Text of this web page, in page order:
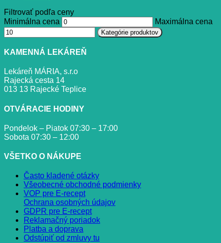
Filtrovať podľa ceny
Minimálna cena
Maximálna cena
Kategórie produktov
KAMENNÁ LEKÁREŇ
Lekáreň MÁRIA, s.r.o
Rajecká cesta 14
013 13 Rajecké Teplice
OTVÁRACIE HODINY
Pondelok – Piatok 07:30 – 17:00
Sobota 07:30 – 12:00
VŠETKO O NÁKUPE
Často kladené otázky
Všeobecné obchodné podmienky
VOP pre E-recept
Ochrana osobných údajov
GDPR pre E-recept
Reklamačný poriadok
Platba a doprava
Odstúpiť od zmluvy tu